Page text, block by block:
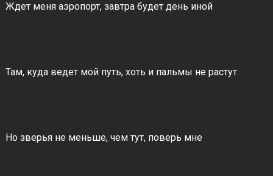
Ждет меня аэропорт, завтра будет день иной
Там, куда ведет мой путь, хоть и пальмы не растут
Но зверья не меньше, чем тут, поверь мне